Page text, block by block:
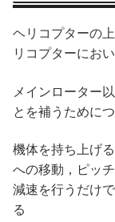
ヘリコプターの
リコプターにお
メインローター
とを補うために
機体を持ち上げ
への移動，ピッ
減速を行うだけ
る